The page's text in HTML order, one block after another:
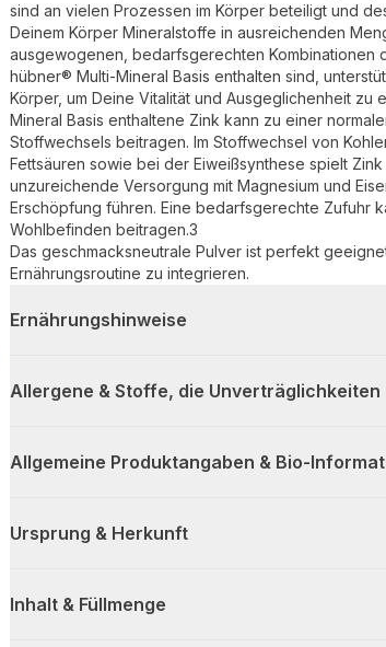
sind an vielen Prozessen im Körper beteiligt und
Deinem Körper Mineralstoffe in ausreichenden
ausgewogenen, bedarfsgerechten Kombinationen
hübner® Multi-Mineral Basis enthalten sind,
Körper, um Deine Vitalität und Ausgeglichenheit zu
Mineral Basis enthaltene Zink kann zu einer
Stoffwechsels beitragen. Im Stoffwechsel von
Fettsäuren sowie bei der Eiweißsynthese spielt
unzureichende Versorgung mit Magnesium und
Erschöpfung führen. Eine bedarfsgerechte Zufuhr
Wohlbefinden beitragen.3
Das geschmacksneutrale Pulver ist perfekt
Ernährungsroutine zu integrieren.
Ernährungshinweise
Allergene & Stoffe, die Unverträglichkeiten
Allgemeine Produktangaben & Bio-
Ursprung & Herkunft
Inhalt & Füllmenge